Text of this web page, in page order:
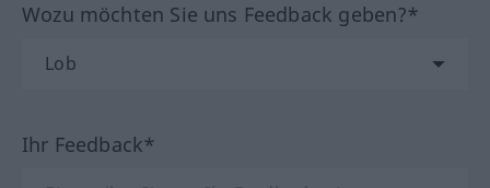
Wozu möchten Sie uns Feedback geben?*
Ihr Feedback*